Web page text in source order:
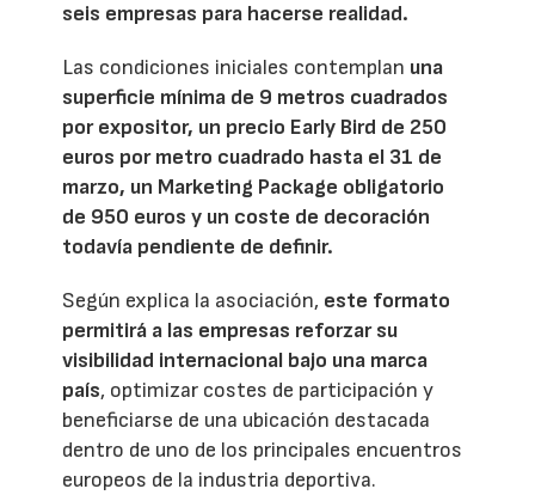
seis empresas para hacerse realidad.
Las condiciones iniciales contemplan una
superficie mínima de 9 metros cuadrados
por expositor, un precio Early Bird de 250
euros por metro cuadrado hasta el 31 de
marzo, un Marketing Package obligatorio
de 950 euros y un coste de decoración
todavía pendiente de definir.
Según explica la asociación, este formato
permitirá a las empresas reforzar su
visibilidad internacional bajo una marca
país, optimizar costes de participación y
beneficiarse de una ubicación destacada
dentro de uno de los principales encuentros
europeos de la industria deportiva.